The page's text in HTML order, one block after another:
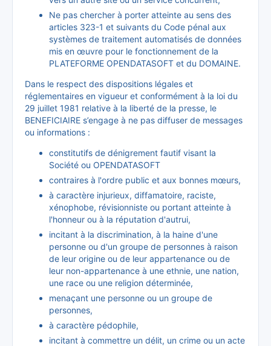
Ne pas chercher à porter atteinte au sens des
articles 323-1 et suivants du Code pénal aux
systèmes de traitement automatisés de données
mis en œuvre pour le fonctionnement de la
PLATEFORME OPENDATASOFT et du DOMAINE.
Dans le respect des dispositions légales et
réglementaires en vigueur et conformément à la loi du
29 juillet 1981 relative à la liberté de la presse, le
BENEFICIAIRE s’engage à ne pas diffuser de messages
ou informations :
constitutifs de dénigrement fautif visant la
Société ou OPENDATASOFT
contraires à l'ordre public et aux bonnes mœurs,
à caractère injurieux, diffamatoire, raciste,
xénophobe, révisionniste ou portant atteinte à
l'honneur ou à la réputation d'autrui,
incitant à la discrimination, à la haine d'une
personne ou d'un groupe de personnes à raison
de leur origine ou de leur appartenance ou de
leur non-appartenance à une ethnie, une nation,
une race ou une religion déterminée,
menaçant une personne ou un groupe de
personnes,
à caractère pédophile,
incitant à commettre un délit, un crime ou un acte